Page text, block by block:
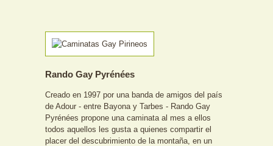
Rando Gay Pyrénées
Creado en 1997 por una banda de amigos del país
de Adour - entre Bayona y Tarbes - Rando Gay
Pyrénées propone una caminata al mes a ellos
todos aquellos les gusta a quienes compartir el
placer del descubrimiento de la montaña, en un